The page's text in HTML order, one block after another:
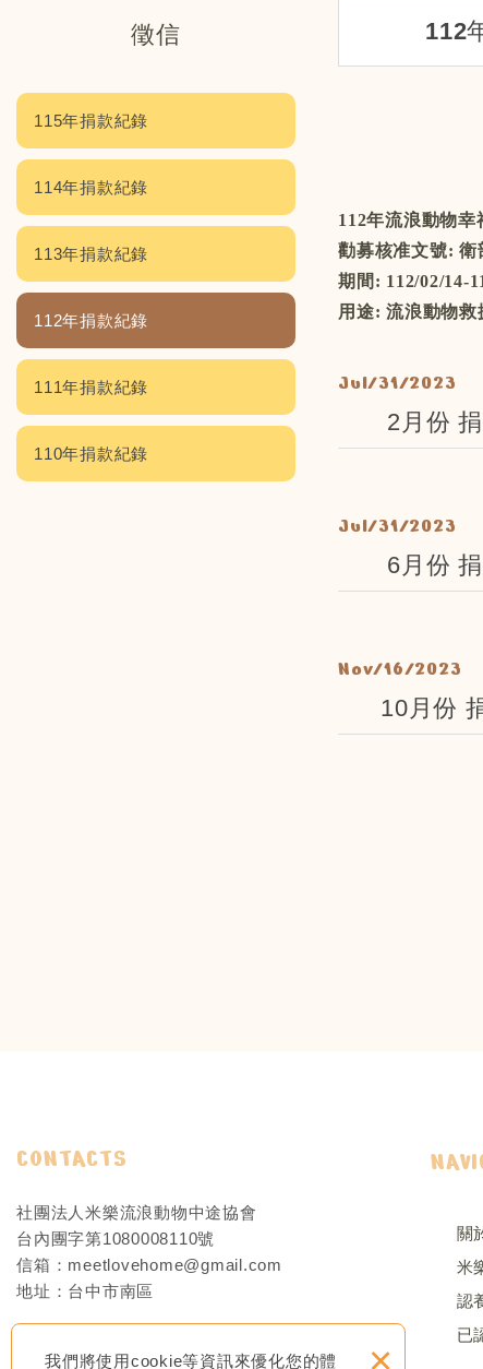
我們將使用cookie等資訊來優化您的體
徵信
115年捐款紀錄
114年捐款紀錄
113年捐款紀錄
112年捐款紀錄
111年捐款紀錄
110年捐款紀錄
112
112年流浪動物幸
勸募核准文號: 衛
期間: 112/02/14-
用途: 流浪動物
Jul/31/2023
2月份
Jul/31/2023
6月份
Nov/16/2023
10月份
CONTACTS
社團法人米樂流浪動物中途協會
台內團字第1080008110號
信箱： meetlovehome@gmail.com
地址： 台中市南區
關
米
認
已